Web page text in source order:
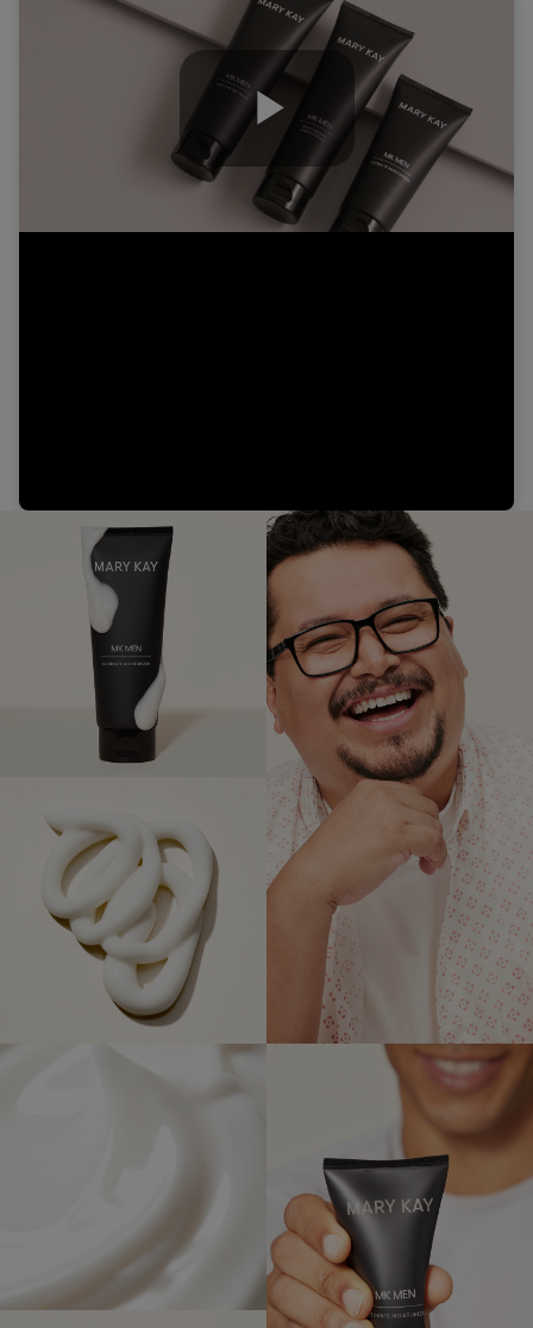
Play